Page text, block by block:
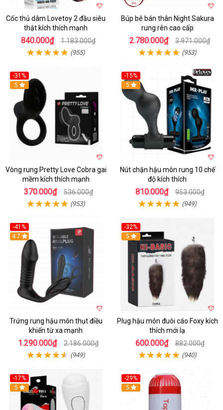
Cốc thủ dâm Lovetoy 2 đầu siêu
thật kích thích mạnh
840.000₫ 1.183.000₫
(955)
Búp bê bán thân Night Sakura
rung rên cao cấp
2.780.000₫ 3.971.000₫
(953)
-31%
5
Vòng rung Pretty Love Cobra gai
mềm kích thích mạnh
370.000₫ 536.000₫
(953)
-15%
Hot
5
Nút chặn hậu môn rung 10 chế
độ kích thích
810.000₫ 953.000₫
(949)
-41%
Hot
4.7
Trứng rung hậu môn thụt điều
khiển từ xa mạnh
1.290.000₫ 2.186.000₫
(949)
-32%
Hot
5
Plug hậu môn đuôi cáo Foxy kích
thích mới lạ
600.000₫ 882.000₫
(940)
-17%
5
-29%
5